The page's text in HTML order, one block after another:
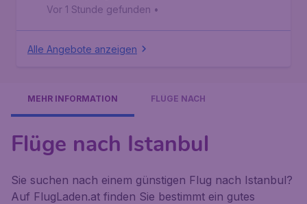
Vor 1 Stunde gefunden •
Alle Angebote anzeigen
MEHR INFORMATION FLÜGE NACH
Flüge nach Istanbul
Sie suchen nach einem günstigen Flug nach Istanbul?
Auf FlugLaden.at finden Sie bestimmt ein gutes